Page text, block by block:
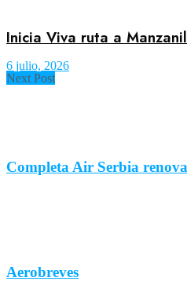
Inicia Viva ruta a
6 julio, 2026
Next Post
Completa Air Serbia
Aerobreves